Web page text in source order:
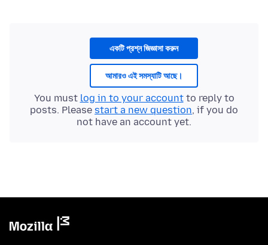
একটি প্রশ্ন জিজ্ঞাসা করুন
আমারও এই সমস্যাটি আছে।
You must log in to your accountto reply to
posts. Please start a new question, if you do
not have an account yet.